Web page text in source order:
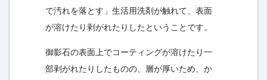
で汚れを落とす」生活用洗剤が触れて、表面
が溶けたり剥がれたりしたということです。
御影石の表面上でコーティングが溶けたり一
部剥がれたりしたものの、層が厚いため、か